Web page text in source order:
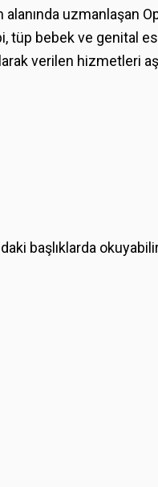
uzmanlaşan
tüp bebek ve genital
verilen hizmetleri
başlıklarda